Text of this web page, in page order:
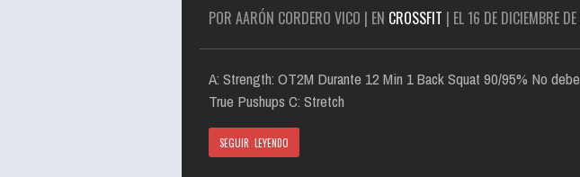
POR AARÓN CORDERO VICO | EN CROSSFIT | EL 16 DE DICIEMBRE
A: Strength: OT2M Durante 12 Min 1 Back Squat 90/95% No
True Pushups C: Stretch
SEGUIR LEYENDO